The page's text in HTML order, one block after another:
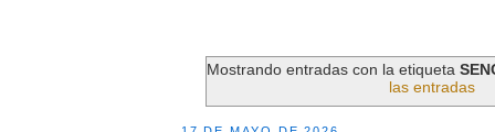
Mostrando entradas con la etiqueta
las entradas